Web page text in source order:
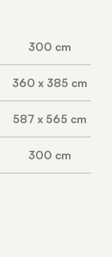
300 cm
360 x 385 cm
587 x 565 cm
300 cm